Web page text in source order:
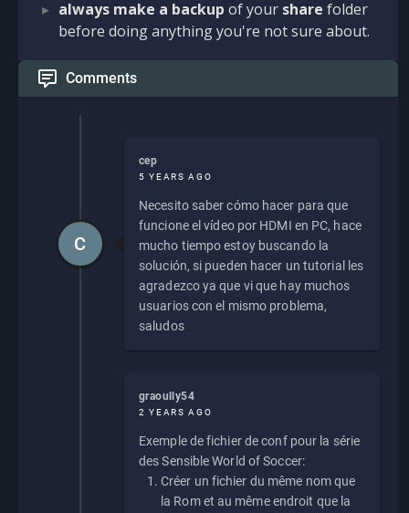
always make a backup of your share folder
before doing anything you're not sure about.
Comments
cep
5 YEARS AGO
Necesito saber cómo hacer para que
funcione el vídeo por HDMI en PC, hace
mucho tiempo estoy buscando la
solución, si pueden hacer un tutorial les
agradezco ya que vi que hay muchos
usuarios con el mismo problema,
saludos
C
graoully54
2 YEARS AGO
Exemple de fichier de conf pour la série
des Sensible World of Soccer:
Créer un fichier du même nom que
la Rom et au même endroit que la